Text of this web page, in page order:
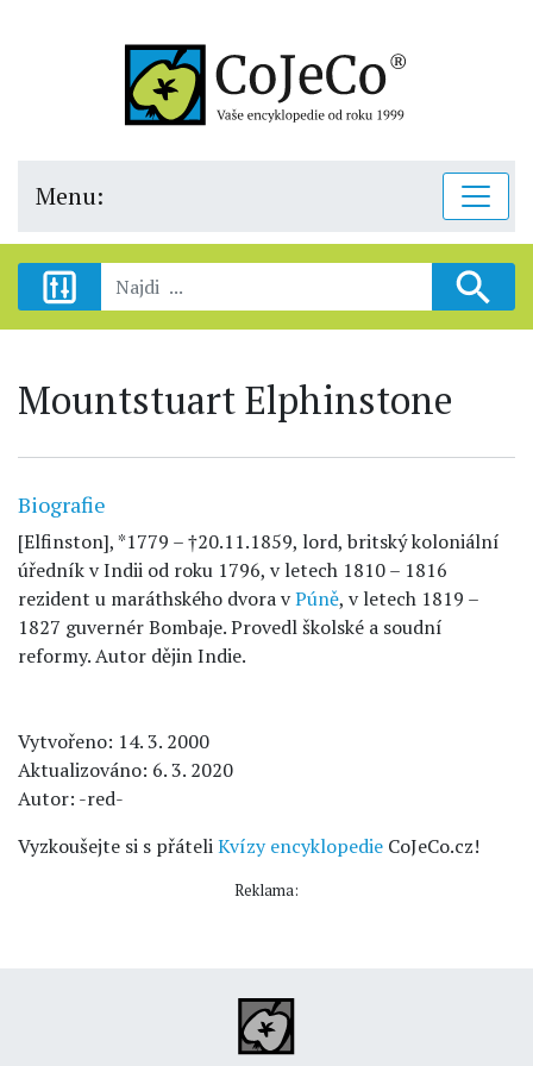
Menu:
Mountstuart Elphinstone
Biografie
[Elfinston], *1779 – †20.11.1859, lord, britský koloniální
úředník v Indii od roku 1796, v letech 1810 – 1816
rezident u maráthského dvora vPúně, v letech 1819 –
1827 guvernér Bombaje. Provedl školské a soudní
reformy. Autor dějin Indie.
Vytvořeno: 14. 3. 2000
Aktualizováno: 6. 3. 2020
Autor: -red-
Vyzkoušejte si s přáteliKvízy encyklopedie CoJeCo.cz!
Reklama: